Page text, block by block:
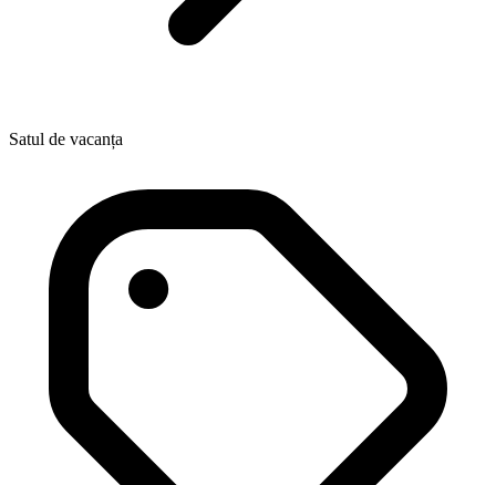
Satul de vacanța